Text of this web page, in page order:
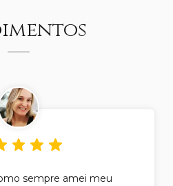
sempre amei meu